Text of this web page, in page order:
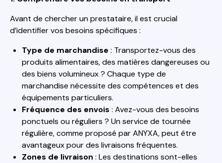
Avant de chercher un prestataire, il est crucial
d’identifier vos besoins spécifiques :
Type de marchandise : Transportez-vous des
produits alimentaires, des matières dangereuses ou
des biens volumineux ? Chaque type de
marchandise nécessite des compétences et des
équipements particuliers.
Fréquence des envois : Avez-vous des besoins
ponctuels ou réguliers ? Un service de tournée
régulière, comme proposé par ANYXA, peut être
avantageux pour des livraisons fréquentes.
Zones de livraison : Les destinations sont-elles